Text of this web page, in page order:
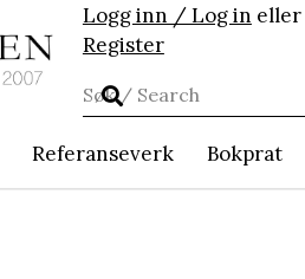
Logg inn / Log in eller
Register
Referanseverk Bokprat